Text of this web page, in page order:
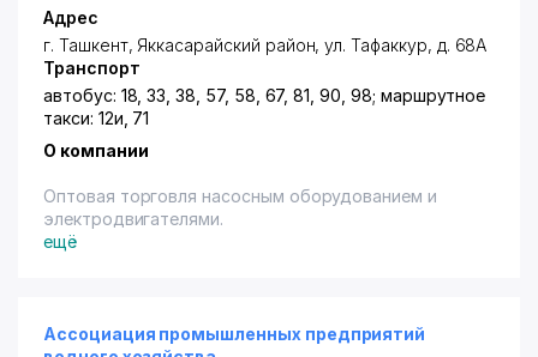
Адрес
г. Ташкент, Яккасарайский район,ул. Тафаккур, д. 68А
Транспорт
автобус: 18, 33, 38, 57, 58, 67, 81, 90, 98; маршрутное
такси: 12и, 71
О компании
Оптовая торговля насосным оборудованием и
электродвигателями.
ещё
Ассоциация промышленных предприятий